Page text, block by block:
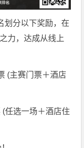
划分以下奖励，在
力，达成从线上
(主赛门票＋酒店
(任选一场＋酒店住